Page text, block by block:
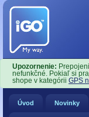
Upozornenie:
nefunkčné. Pokiaľ si
shope v kategórii GPS
Úvod Novinky